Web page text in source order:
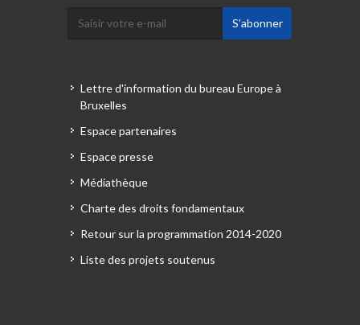
Lettre d'information du bureau Europe à
Bruxelles
Espace partenaires
Espace presse
Médiathèque
Charte des droits fondamentaux
Retour sur la programmation 2014-2020
Liste des projets soutenus